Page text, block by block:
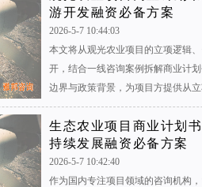
游开发融资必备方案
2026-5-7 10:44:03
本文将从观光农业项目的立项逻辑
开，结合一线咨询案例拆解商业计
边界与政策背景，为项目方提供从
生态农业项目商业计划
持续发展融资必备方案
2026-5-7 10:42:40
作为国内专注项目领域的咨询机构